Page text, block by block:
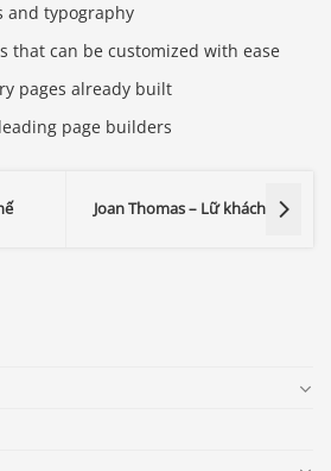
and typography
that can be customized with ease
pages already built
page builders
Joan Thomas – Lữ khách